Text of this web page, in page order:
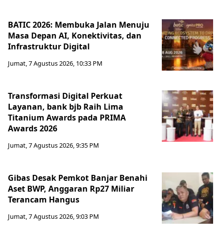
BATIC 2026: Membuka Jalan Menuju
Masa Depan AI, Konektivitas, dan
Infrastruktur Digital
Jumat, 7 Agustus 2026, 10:33 PM
Transformasi Digital Perkuat
Layanan, bank bjb Raih Lima
Titanium Awards pada PRIMA
Awards 2026
Jumat, 7 Agustus 2026, 9:35 PM
Gibas Desak Pemkot Banjar Benahi
Aset BWP, Anggaran Rp27 Miliar
Terancam Hangus
Jumat, 7 Agustus 2026, 9:03 PM